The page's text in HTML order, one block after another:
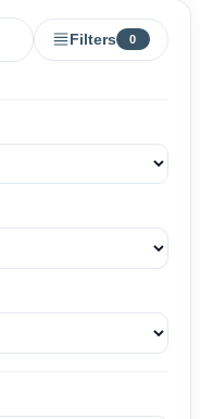
Filters 0